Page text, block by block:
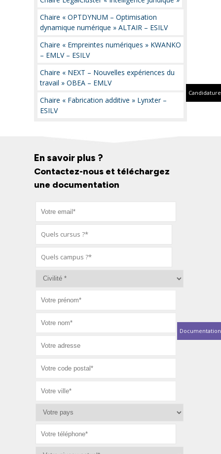
Chaire « OPTDYNUM – Optimisation
dynamique numérique » ALTAIR – ESILV
Chaire « Empreintes numériques » KWANKO
– EMLV – ESILV
Chaire « NEXT – Nouvelles expériences du
travail » OBEA – EMLV
Chaire « Fabrication additive » Lynxter –
ESILV
Candidature
Documentation
En savoir plus ?
Contactez-nous et téléchargez
une documentation